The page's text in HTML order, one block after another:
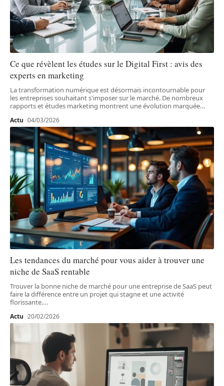
Ce que révèlent les études sur le Digital First : avis des
experts en marketing
La transformation numérique est désormais incontournable pour
les entreprises souhaitant s'imposer sur le marché. De nombreux
rapports et études marketing montrent une évolution marquée…
Actu 04/03/2026
Les tendances du marché pour vous aider à trouver une
niche de SaaS rentable
Trouver la bonne niche de marché pour une entreprise de SaaS peut
faire la différence entre un projet qui stagne et une activité
florissante.…
Actu 20/02/2026